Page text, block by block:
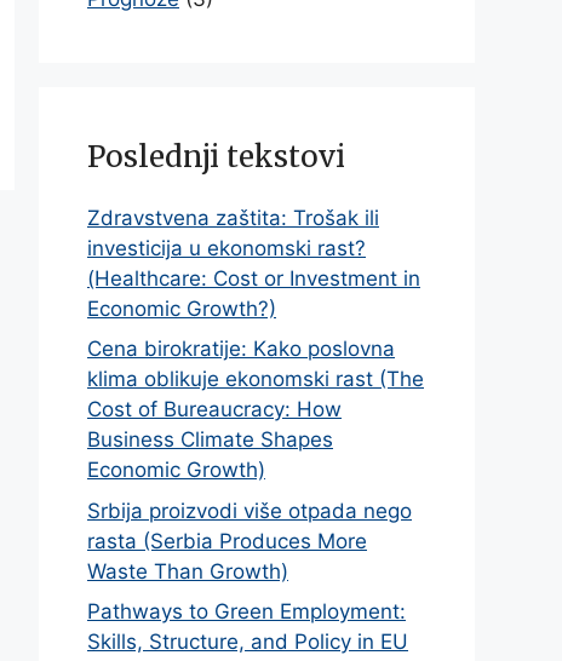
Poslednji tekstovi
Zdravstvena zaštita: Trošak ili
investicija u ekonomski rast?
(Healthcare: Cost or Investment in
Economic Growth?)
Cena birokratije: Kako poslovna
klima oblikuje ekonomski rast (The
Cost of Bureaucracy: How
Business Climate Shapes
Economic Growth)
Srbija proizvodi više otpada nego
rasta (Serbia Produces More
Waste Than Growth)
Pathways to Green Employment:
Skills, Structure, and Policy in EU